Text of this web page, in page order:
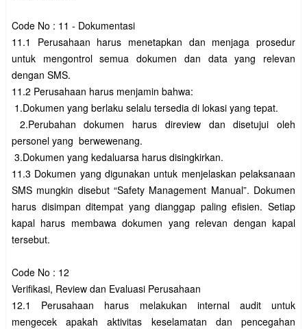
Code No : 11 - Dokumentasi
11.1 Perusahaan harus menetapkan dan menjaga prosedur
untuk mengontrol semua dokumen dan data yang relevan
dengan SMS.
11.2 Perusahaan harus menjamin bahwa:
personel yang  berwewenang.
11.3 Dokumen yang digunakan untuk menjelaskan pelaksanaan
SMS mungkin disebut “Safety Management Manual”. Dokumen
harus disimpan ditempat yang dianggap paling efisien. Setiap
kapal harus membawa dokumen yang relevan dengan kapal
tersebut.
Code No : 12
Verifikasi, Review dan Evaluasi Perusahaan
12.1 Perusahaan harus melakukan internal audit untuk
mengecek apakah aktivitas keselamatan dan pencegahan